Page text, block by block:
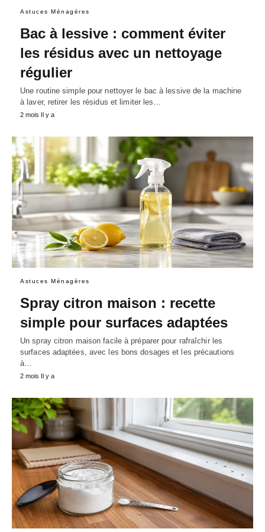
Astuces Ménagères
Bac à lessive : comment éviter
les résidus avec un nettoyage
régulier
Une routine simple pour nettoyer le bac à lessive de la machine
à laver, retirer les résidus et limiter les…
2 mois Il y a
Astuces Ménagères
Spray citron maison : recette
simple pour surfaces adaptées
Un spray citron maison facile à préparer pour rafraîchir les
surfaces adaptées, avec les bons dosages et les précautions
à…
2 mois Il y a